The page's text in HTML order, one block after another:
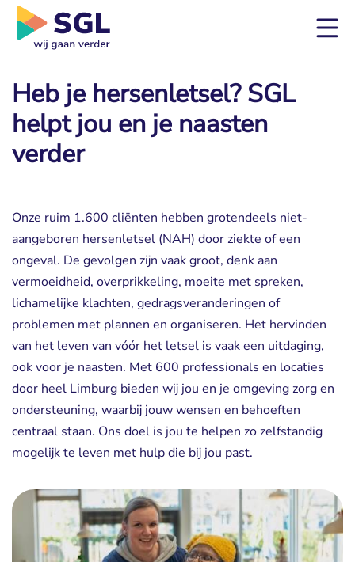
Heb je hersenletsel? SGL
helpt jou en je naasten
verder
Onze ruim 1.600 cliënten hebben grotendeels niet-
aangeboren hersenletsel (NAH) door ziekte of een
ongeval. De gevolgen zijn vaak groot, denk aan
vermoeidheid, overprikkeling, moeite met spreken,
lichamelijke klachten, gedragsveranderingen of
problemen met plannen en organiseren. Het hervinden
van het leven van vóór het letsel is vaak een uitdaging,
ook voor je naasten. Met 600 professionals en locaties
door heel Limburg bieden wij jou en je omgeving zorg en
ondersteuning, waarbij jouw wensen en behoeften
centraal staan. Ons doel is jou te helpen zo zelfstandig
mogelijk te leven met hulp die bij jou past.